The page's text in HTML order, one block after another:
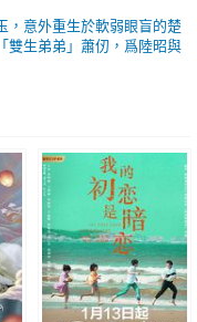
，意外重生於軟弱眼盲的楚
雙生弟弟」蕭仞，爲陸昭與